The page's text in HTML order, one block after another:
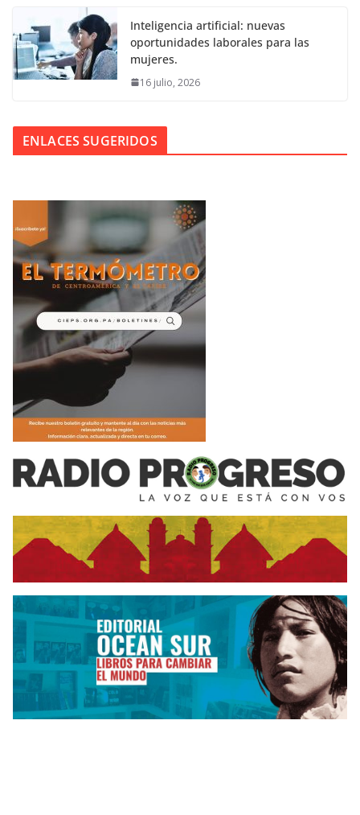
Inteligencia artificial: nuevas
oportunidades laborales para las
mujeres.
16 julio, 2026
ENLACES SUGERIDOS